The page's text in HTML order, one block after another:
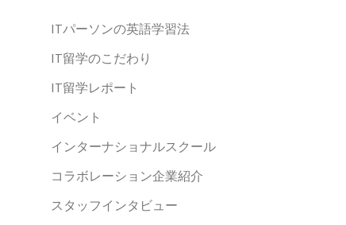
ITパーソンの英語学習法
IT留学のこだわり
IT留学レポート
イベント
インターナショナルスクール
コラボレーション企業紹介
スタッフインタビュー